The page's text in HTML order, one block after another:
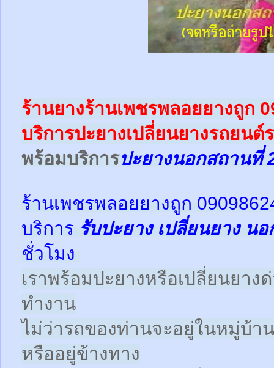
ร้านยางร้านเพชรพลอยยางถูก
บริการปะยางเปลี่ยนยางรถยนต์
พร้อมบริการปะยางนอกสถานที่
ร้านเพชรพลอยยางถูก
บริการ รับปะยาง เปลี่ยนยาง น
ชั่วโมง
เราพร้อมปะยางหรือเปลี่ยนยา
ทำงาน
ไม่ว่ารถของท่านจะอยู่ในหมู่บ้า
หรืออยู่ข้างทาง